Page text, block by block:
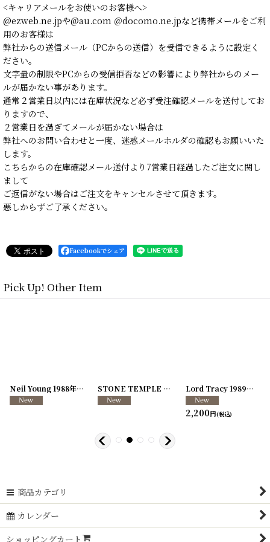
<キャリアメールをお使いのお客様へ>
@ezweb.ne.jpや@au.com ＠docomo.ne.jpなど携帯メールをご利
用のお客様は
弊社からの送信メール（PCからの送信）を受信できるように設定く
ださい。
文字量の制限やPCからの受信拒否などの影響により弊社からのメー
ルが届かない事があります。
通常２営業日以内には在庫状況など必ず受注確認メールを送付してお
りますので、
２営業日を過ぎてメールが届かない場合は
弊社へのお問い合わせと一度、迷惑メールホルダの確認もお願いいた
します。
こちらからの在庫確認メール送付より7営業日経過したご注文に関し
まして
ご返信がない場合はご注文をキャンセルさせて頂きます。
悪しからずご了承ください。
Facebookでシェア
Pick Up! Other Item
[250726-04] [250726-31
Neil Young 1988年 This Note's For You Tour 250117-70]
STONE TEMPLE PILOTS 1996-1997年 TOUR96/97 Lord Tracy 1989年 Deaf Gods of Babylon Tour
2,200円(税込)
商品カテゴリ
カレンダー
ショッピングカート